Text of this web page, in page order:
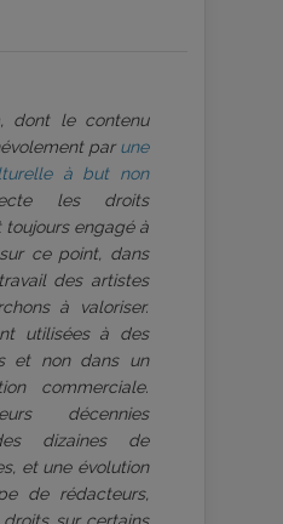
dont le contenu
par une
à but non
les droits
toujours engagé à
ce point, dans
des artistes
à valoriser.
utilisées à des
et non dans un
commerciale.
décennies
dizaines de
et une évolution
de rédacteurs,